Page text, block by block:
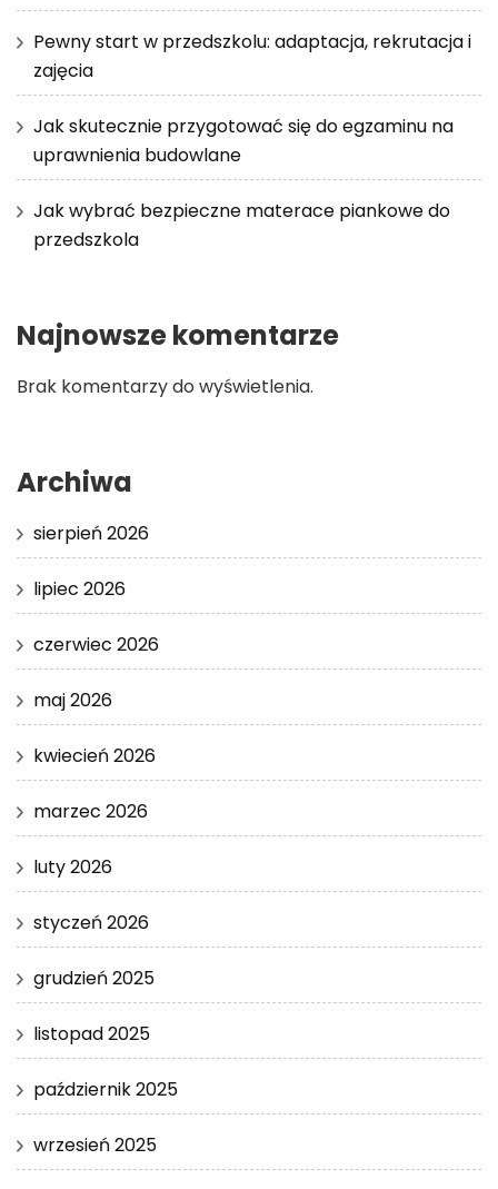
Pewny start w przedszkolu: adaptacja, rekrutacja i
zajęcia
Jak skutecznie przygotować się do egzaminu na
uprawnienia budowlane
Jak wybrać bezpieczne materace piankowe do
przedszkola
Najnowsze komentarze
Brak komentarzy do wyświetlenia.
Archiwa
sierpień 2026
lipiec 2026
czerwiec 2026
maj 2026
kwiecień 2026
marzec 2026
luty 2026
styczeń 2026
grudzień 2025
listopad 2025
październik 2025
wrzesień 2025